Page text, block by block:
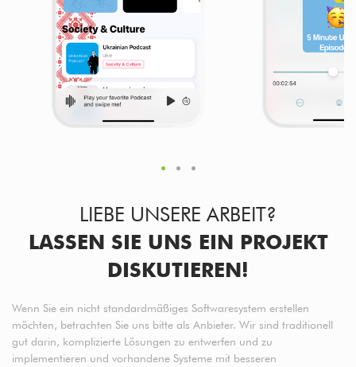
LIEBE UNSERE ARBEIT?
LASSEN SIE UNS EIN PROJEKT
DISKUTIEREN!
Wenn Sie ein nicht standardmäßiges Softwaresystem erstellen
möchten, betrachten Sie uns bitte als Anbieter. Wir sind traditionell
gut darin, komplizierte Lösungen zu entwerfen und zu
implementieren und vorhandene Systeme mit besseren